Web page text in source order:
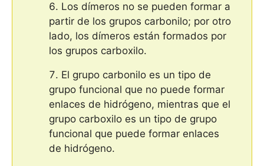
Los dímeros no se pueden formar a
partir de los grupos carbonilo; por otro
lado, los dímeros están formados por
los grupos carboxilo.
El grupo carbonilo es un tipo de
grupo funcional que no puede formar
enlaces de hidrógeno, mientras que el
grupo carboxilo es un tipo de grupo
funcional que puede formar enlaces
de hidrógeno.